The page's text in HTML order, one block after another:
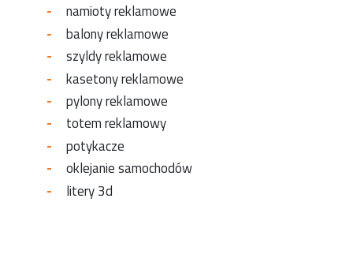
namioty reklamowe
balony reklamowe
szyldy reklamowe
kasetony reklamowe
pylony reklamowe
totem reklamowy
potykacze
oklejanie samochodów
litery 3d